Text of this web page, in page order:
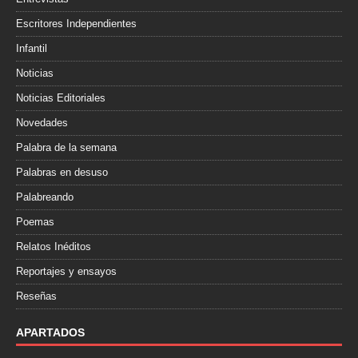
Escritores Independientes
Infantil
Noticias
Noticias Editoriales
Novedades
Palabra de la semana
Palabras en desuso
Palabreando
Poemas
Relatos Inéditos
Reportajes y ensayos
Reseñas
APARTADOS